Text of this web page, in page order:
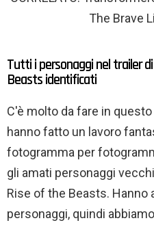
The Brave
Tutti i personaggi nel trailer
Beasts identificati
C'è molto da fare in
hanno fatto un lavoro
fotogramma per
gli amati personaggi
Rise of the Beasts. Hanno
personaggi, quindi